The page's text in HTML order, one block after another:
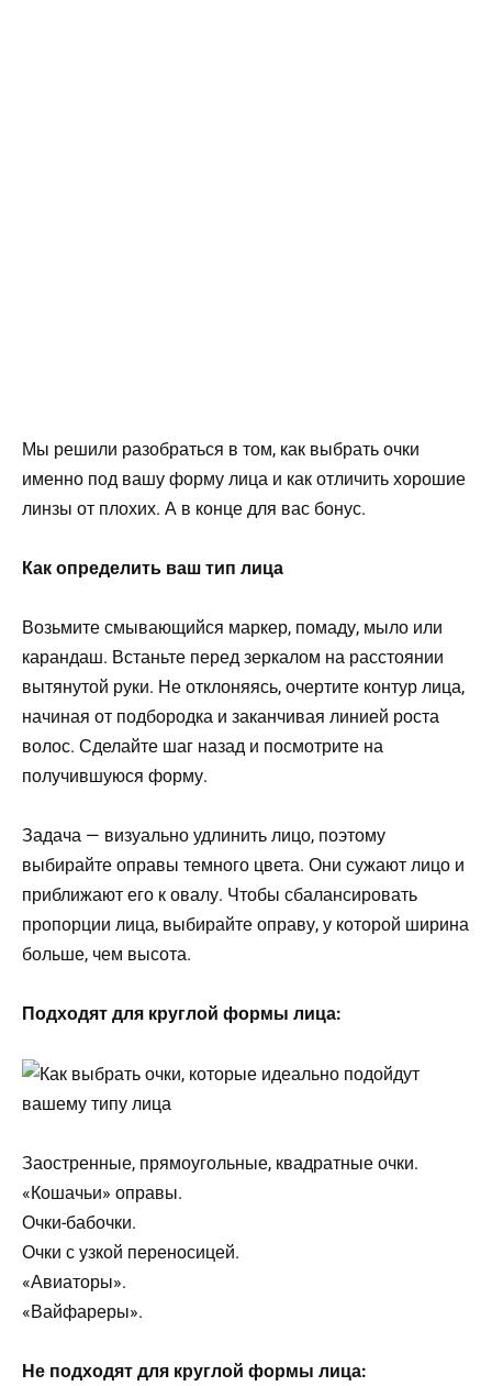
Мы решили разобраться в том, как выбрать очки
именно под вашу форму лица и как отличить хорошие
линзы от плохих. А в конце для вас бонус.
Как определить ваш тип лица
Возьмите смывающийся маркер, помаду, мыло или
карандаш. Встаньте перед зеркалом на расстоянии
вытянутой руки. Не отклоняясь, очертите контур лица,
начиная от подбородка и заканчивая линией роста
волос. Сделайте шаг назад и посмотрите на
получившуюся форму.
Задача — визуально удлинить лицо, поэтому
выбирайте оправы темного цвета. Они сужают лицо и
приближают его к овалу. Чтобы сбалансировать
пропорции лица, выбирайте оправу, у которой ширина
больше, чем высота.
Подходят для круглой формы лица:
Заостренные, прямоугольные, квадратные очки.
«Кошачьи» оправы.
Очки-бабочки.
Очки с узкой переносицей.
«Авиаторы».
«Вайфареры».
Не подходят для круглой формы лица: